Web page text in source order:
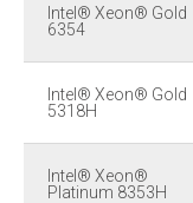
Intel® Xeon® Gold
6354
Intel® Xeon® Gold
5318H
Intel® Xeon®
Platinum 8353H